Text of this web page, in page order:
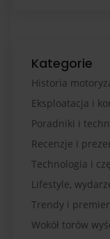
Kategorie
Historia
Eksploatacja i
Poradniki i
Recenzje i
Technologia i
Lifestyle,
Trendy i
Wokół torów